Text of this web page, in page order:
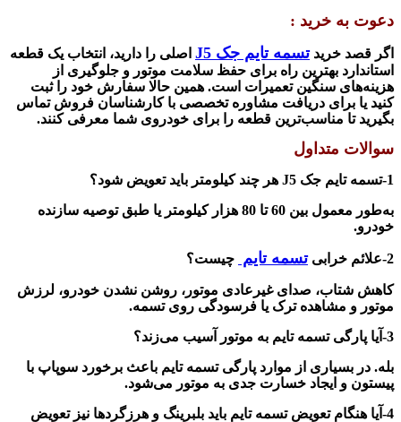
دعوت به خرید :
اگر قصد خریدتسمه تایم جک J5 اصلی را دارید، انتخاب یک قطعه
استاندارد بهترین راه برای حفظ سلامت موتور و جلوگیری از
هزینه‌های سنگین تعمیرات است. همین حالا سفارش خود را ثبت
کنید یا برای دریافت مشاوره تخصصی با کارشناسان فروش تماس
بگیرید تا مناسب‌ترین قطعه را برای خودروی شما معرفی کنند.
سوالات متداول
1- تسمه تایم جک J5 هر چند کیلومتر باید تعویض شود؟
به‌طور معمول بین 60 تا 80 هزار کیلومتر یا طبق توصیه سازنده
خودرو.
2- علائم خرابیتسمه تایم چیست؟
کاهش شتاب، صدای غیرعادی موتور، روشن نشدن خودرو، لرزش
موتور و مشاهده ترک یا فرسودگی روی تسمه.
3- آیا پارگی تسمه تایم به موتور آسیب می‌زند؟
بله. در بسیاری از موارد پارگی تسمه تایم باعث برخورد سوپاپ با
پیستون و ایجاد خسارت جدی به موتور می‌شود.
4- آیا هنگام تعویض تسمه تایم باید بلبرینگ و هرزگردها نیز تعویض